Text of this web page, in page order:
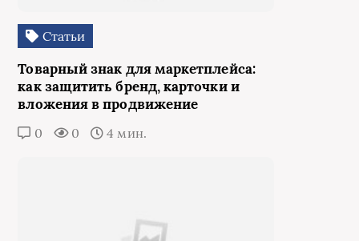
Статьи
Товарный знак для маркетплейса:
как защитить бренд, карточки и
вложения в продвижение
0 0 4 мин.